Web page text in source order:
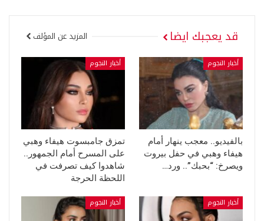
قد يعجبك ايضا المزيد عن المؤلف
أخبار النجوم
بالفيديو.. معجب ينهار أمام
هيفاء وهبي في حفل بيروت
ويصرخ: “بحبك”.. ورد…
أخبار النجوم
تمزق جامبسوت هيفاء وهبي
على المسرح أمام الجمهور..
شاهدوا كيف تصرفت في
اللحظة الحرجة
أخبار النجوم أخبار النجوم